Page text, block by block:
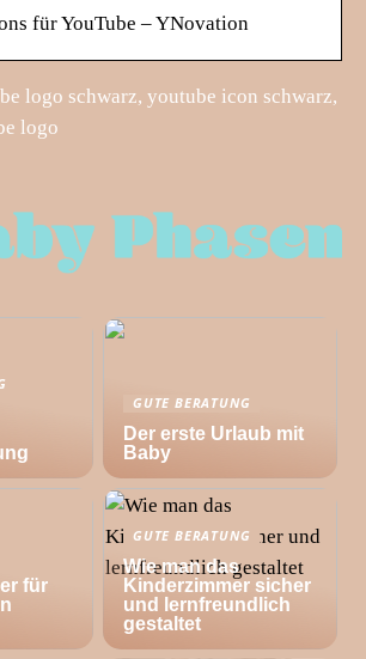
für YouTube – YNovation
logo schwarz, youtube icon schwarz,
logo
GUTE BERATUNG
Der erste Urlaub mit
Baby
für
GUTE BERATUNG
Wie man das
Kinderzimmer sicher
und lernfreundlich
gestaltet